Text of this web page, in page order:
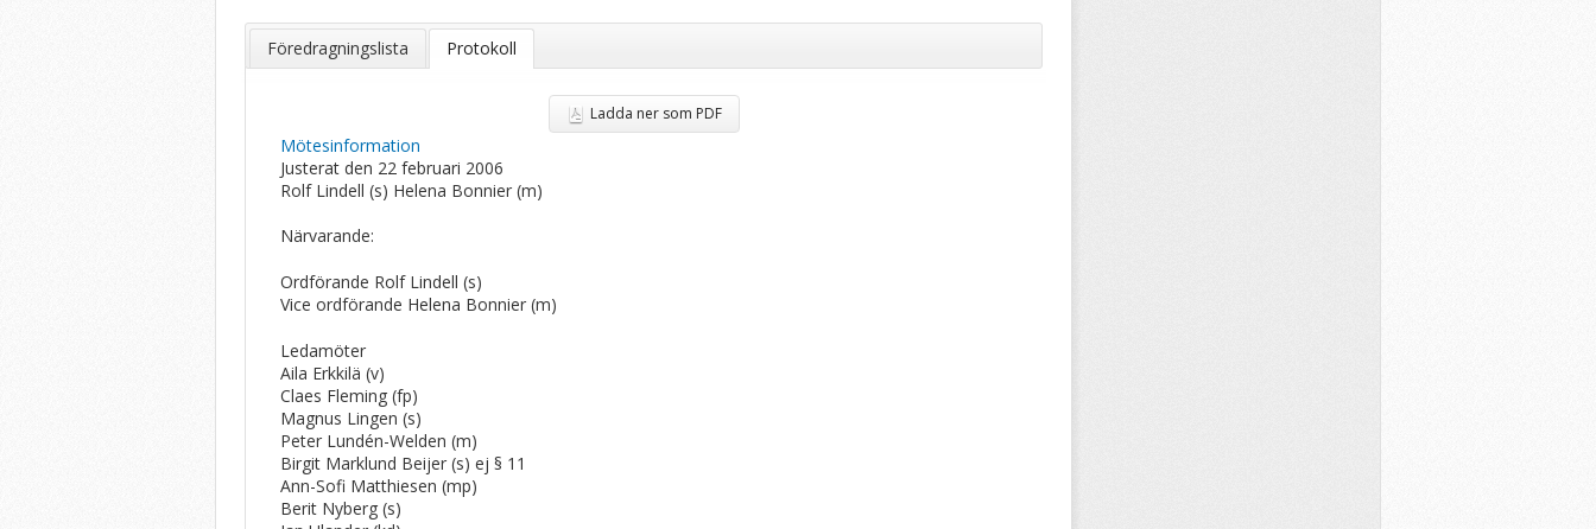
Föredragningslista Protokoll
Ladda ner som PDF
Mötesinformation
Justerat den 22 februari 2006
Rolf Lindell (s) Helena Bonnier (m)
Närvarande:
Ordförande Rolf Lindell (s)
Vice ordförande Helena Bonnier (m)
Ledamöter
Aila Erkkilä (v)
Claes Fleming (fp)
Magnus Lingen (s)
Peter Lundén-Welden (m)
Birgit Marklund Beijer (s) ej § 11
Ann-Sofi Matthiesen (mp)
Berit Nyberg (s)